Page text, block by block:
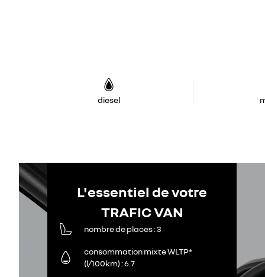
diesel
L'essentiel de votre
TRAFIC VAN
nombre de places 3
consommation mixte WLTP*
(l/100km) 6.7